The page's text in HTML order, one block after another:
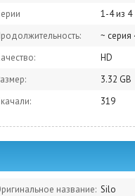
1-4 из 4
~ серия
HD
3.32 GB
319
название: Silo